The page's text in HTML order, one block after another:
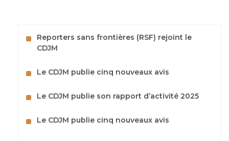
Reporters sans frontières (RSF) rejoint le
CDJM
Le CDJM publie cinq nouveaux avis
Le CDJM publie son rapport d’activité 2025
Le CDJM publie cinq nouveaux avis